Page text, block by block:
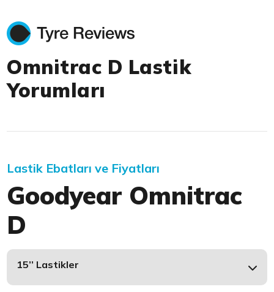
Omnitrac D Lastik
Yorumları
Lastik Ebatları ve Fiyatları
Goodyear Omnitrac
D
15’’ Lastikler